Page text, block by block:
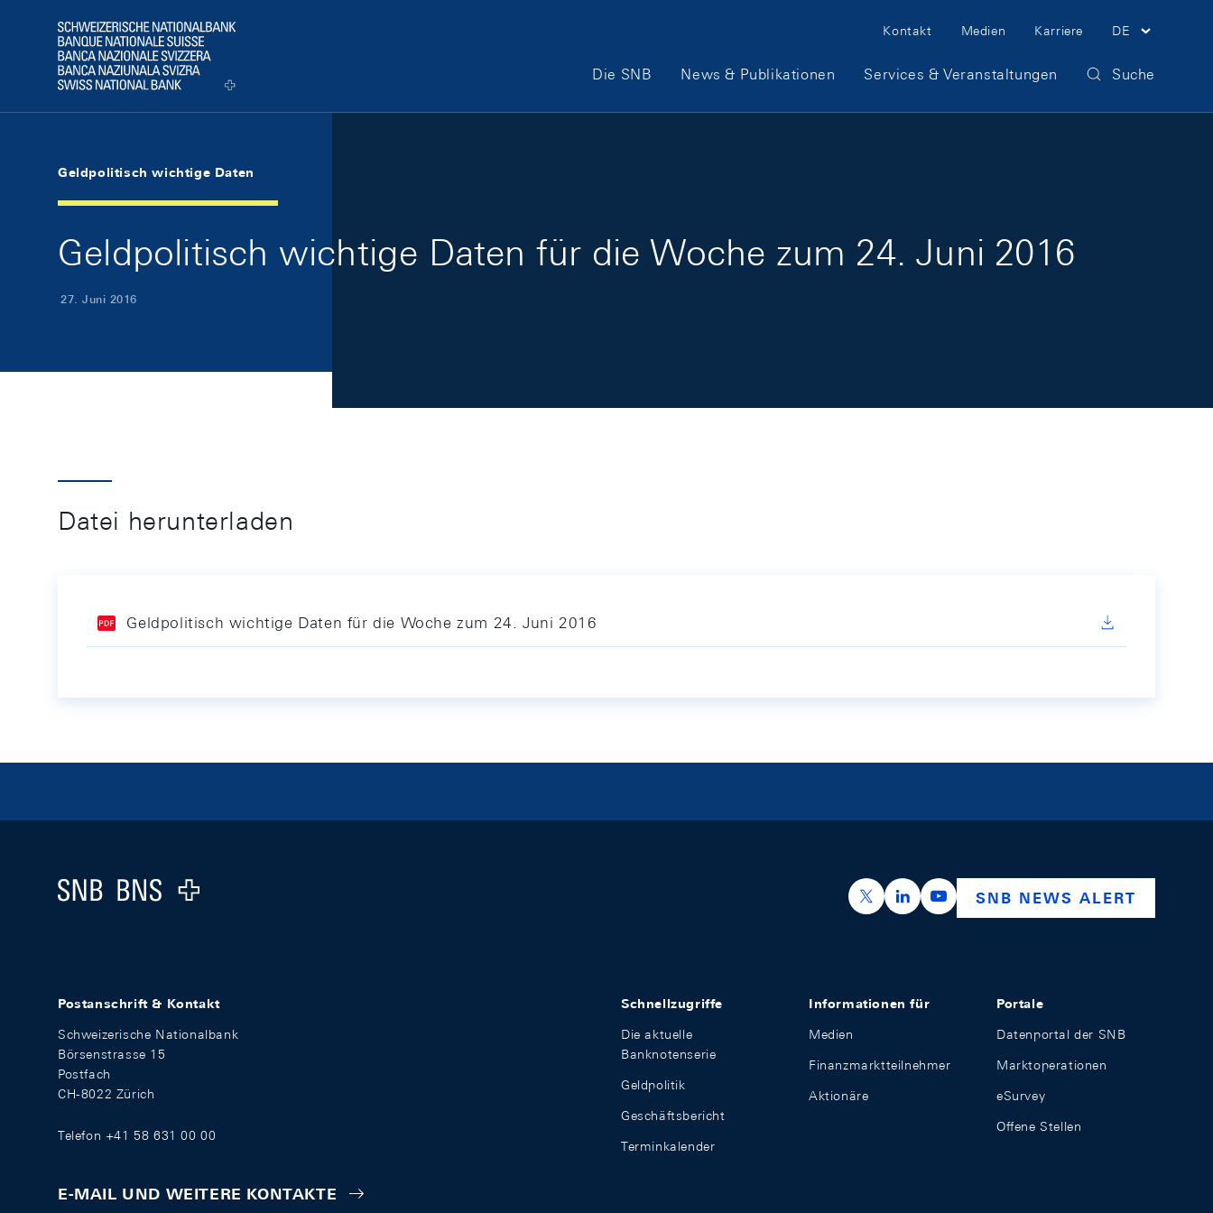
Logo
Meta Navigation
Kontakt Medien Karriere DE
Hauptnavigation
Die SNB News & Publikationen Services & Veranstaltungen Suche
Geldpolitisch wichtige Daten
Geldpolitisch wichtige Daten für die Woche zum 24. Juni 2016
27. Juni 2016
Datei herunterladen
Geldpolitisch wichtige Daten für die Woche zum 24. Juni 2016
Logo
https://x.com/snb_bns
https://ch.linkedin.com/company/swiss-
https://www.youtube.com/
SNB NEWS ALERT
Postanschrift & Kontakt
Schweizerische Nationalbank
Börsenstrasse 15
Postfach
CH-8022 Zürich
Telefon +41 58 631 00 00
E-MAIL UND WEITERE KONTAKTE
Schnellzugriffe
Die aktuelle
Banknotenserie
Geldpolitik
Geschäftsbericht
Terminkalender
Informationen für
Medien
Finanzmarktteilnehmer
Aktionäre
Portale
Datenportal der SNB
Marktoperationen
eSurvey
Offene Stellen